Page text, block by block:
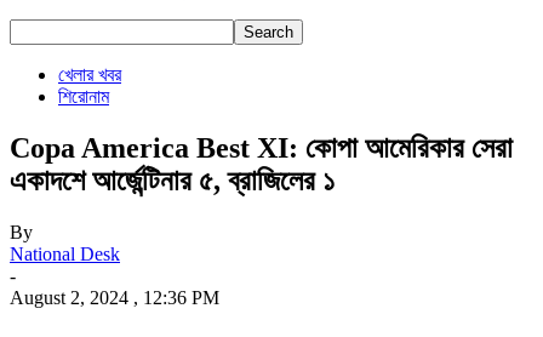
খেলার খবর
শিরোনাম
Copa America Best XI: কোপা আমেরিকার সেরা
একাদশে আর্জেন্টিনার ৫, ব্রাজিলের ১
By
National Desk
-
August 2, 2024 , 12:36 PM